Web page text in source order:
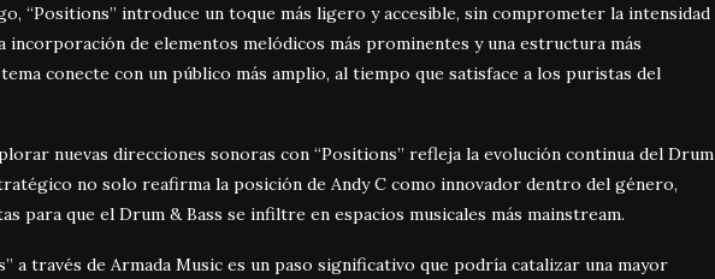
“Positions” introduce un toque más ligero y accesible, sin comprometer la intensidad
incorporación de elementos melódicos más prominentes y una estructura más
conecte con un público más amplio, al tiempo que satisface a los puristas del
nuevas direcciones sonoras con “Positions” refleja la evolución continua del Drum
no solo reafirma la posición de Andy C como innovador dentro del género,
para que el Drum & Bass se infiltre en espacios musicales más mainstream.
a través de Armada Music es un paso significativo que podría catalizar una mayor